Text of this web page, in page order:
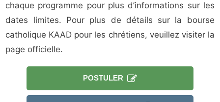
chaque programme pour plus d’informations sur les
dates limites. Pour plus de détails sur la bourse
catholique KAAD pour les chrétiens, veuillez visiter la
page officielle.
POSTULER